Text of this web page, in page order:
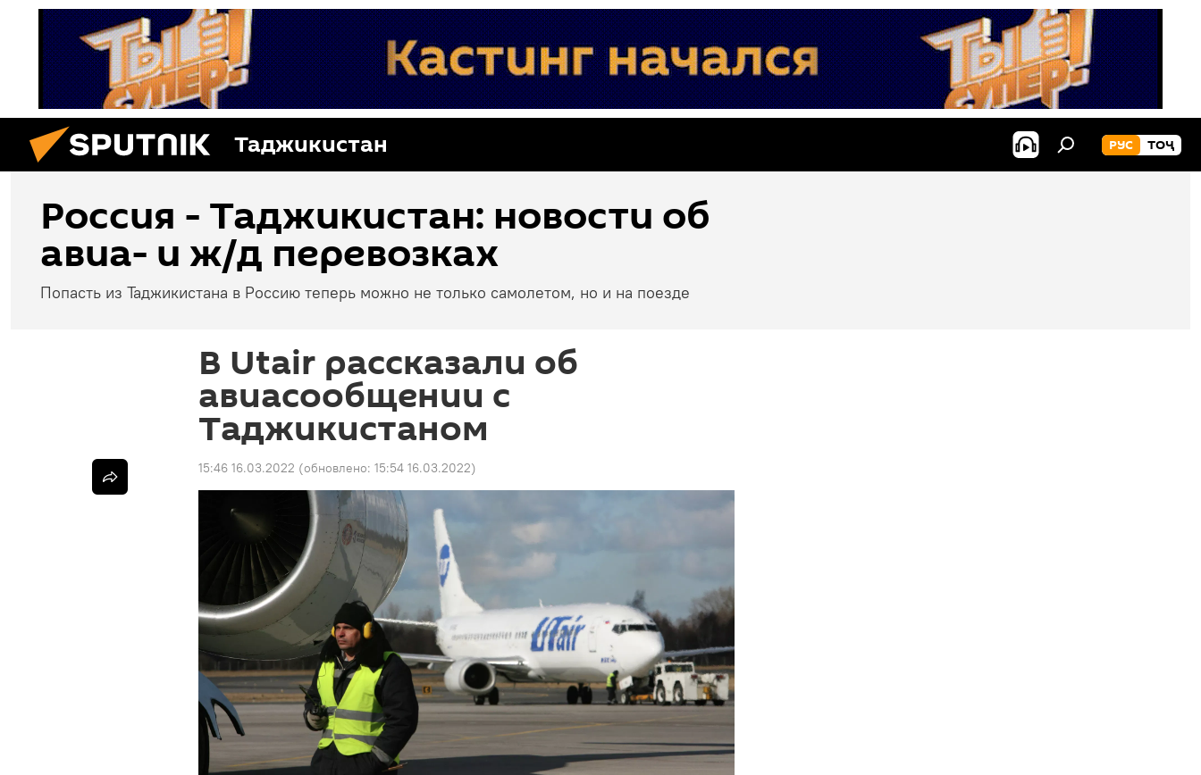
Таджикистан РУС ТОҶ
Россия - Таджикистан: новости об
авиа- и ж/д перевозках
Попасть из Таджикистана в Россию теперь можно не только самолетом, но и на поезде
В Utair рассказали об
авиасообщении с
Таджикистаном
15:46 16.03.2022 (обновлено: 15:54 16.03.2022)